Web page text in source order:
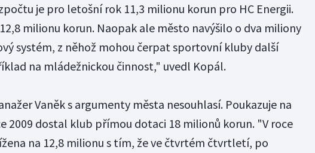
je pro letošní rok 11,3 milionu korun pro HC Energii.
milionu korun. Naopak ale město navýšilo o dva miliony
systém, z něhož mohou čerpat sportovní kluby další
na mládežnickou činnost," uvedl Kopál.
Vaněk s argumenty města nesouhlasí. Poukazuje na
2009 dostal klub přímou dotaci 18 milionů korun. "V roce
na 12,8 milionu s tím, že ve čtvrtém čtvrtletí, po